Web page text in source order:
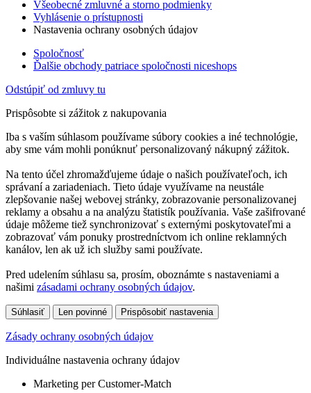
Všeobecné zmluvné a storno podmienky
Vyhlásenie o prístupnosti
Nastavenia ochrany osobných údajov
Spoločnosť
Ďalšie obchody patriace spoločnosti niceshops
Odstúpiť od zmluvy tu
Prispôsobte si zážitok z nakupovania
Iba s vaším súhlasom používame súbory cookies a iné technológie,
aby sme vám mohli ponúknuť personalizovaný nákupný zážitok.
Na tento účel zhromažďujeme údaje o našich používateľoch, ich
správaní a zariadeniach. Tieto údaje využívame na neustále
zlepšovanie našej webovej stránky, zobrazovanie personalizovanej
reklamy a obsahu a na analýzu štatistík používania. Vaše zašifrované
údaje môžeme tiež synchronizovať s externými poskytovateľmi a
zobrazovať vám ponuky prostredníctvom ich online reklamných
kanálov, len ak už ich služby sami používate.
Pred udelením súhlasu sa, prosím, oboznámte s nastaveniami a
našimi zásadami ochrany osobných údajov.
Súhlasiť Len povinné Prispôsobiť nastavenia
Zásady ochrany osobných údajov
Individuálne nastavenia ochrany údajov
Marketing per Customer-Match